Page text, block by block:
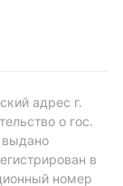
адрес г.
о гос.
выдано
в
номер